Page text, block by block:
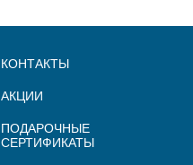
КОНТАКТЫ
АКЦИИ
ПОДАРОЧНЫЕ
СЕРТИФИКАТЫ